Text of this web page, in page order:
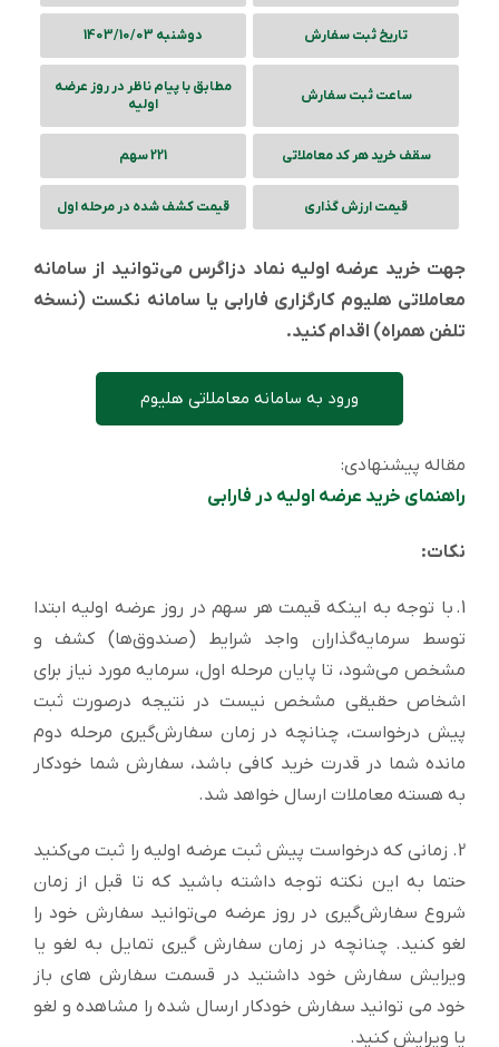
تاریخ ثبت سفارش دوشنبه 1403/10/03
ساعت ثبت سفارش
مطابق با پیام ناظر در روز عرضه
اولیه
سقف خرید هر کد معاملاتی 221 سهم
قیمت ارزش گذاری قیمت کشف شده در مرحله اول
جهت خرید عرضه اولیه نماد دزاگرس می‌توانید از سامانه
معاملاتی هلیوم کارگزاری فارابی یا سامانه نکست (نسخه
تلفن همراه) اقدام کنید.
ورود به سامانه معاملاتی هلیوم
مقاله پیشنهادی:
راهنمای خرید عرضه اولیه در فارابی
نکات:
1. با توجه به اینکه قیمت هر سهم در روز عرضه اولیه ابتدا
توسط سرمایه‌گذاران واجد شرایط (صندوق‌ها) کشف و
مشخص می‌شود، تا پایان مرحله اول، سرمایه مورد نیاز برای
اشخاص حقیقی مشخص نیست در نتیجه درصورت ثبت
پیش درخواست، چنانچه در زمان سفارش‌گیری مرحله دوم
مانده شما در قدرت خرید کافی باشد، سفارش شما خودکار
به هسته معاملات ارسال خواهد شد.
2. زمانی که درخواست پیش ثبت عرضه اولیه را ثبت می‌کنید
حتما به این نکته توجه داشته باشید که تا قبل از زمان
شروع سفارش‌گیری در روز عرضه می‌توانید سفارش خود را
لغو کنید. چنانچه در زمان سفارش گیری تمایل به لغو یا
ویرایش سفارش خود داشتید در قسمت سفارش های باز
خود می توانید سفارش خودکار ارسال شده را مشاهده و لغو
یا ویرایش کنید.